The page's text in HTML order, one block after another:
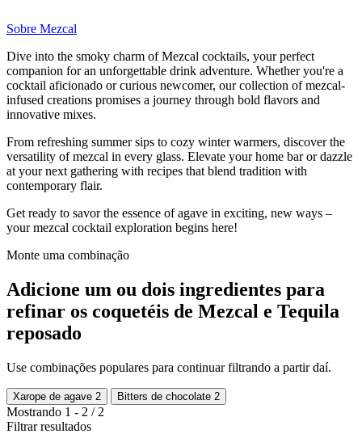
Sobre Mezcal
Dive into the smoky charm of Mezcal cocktails, your perfect
companion for an unforgettable drink adventure. Whether you're a
cocktail aficionado or curious newcomer, our collection of mezcal-
infused creations promises a journey through bold flavors and
innovative mixes.
From refreshing summer sips to cozy winter warmers, discover the
versatility of mezcal in every glass. Elevate your home bar or dazzle
at your next gathering with recipes that blend tradition with
contemporary flair.
Get ready to savor the essence of agave in exciting, new ways –
your mezcal cocktail exploration begins here!
Monte uma combinação
Adicione um ou dois ingredientes para
refinar os coquetéis de Mezcal e Tequila
reposado
Use combinações populares para continuar filtrando a partir daí.
Xarope de agave 2 Bitters de chocolate 2
Mostrando 1 - 2 / 2
Filtrar resultados